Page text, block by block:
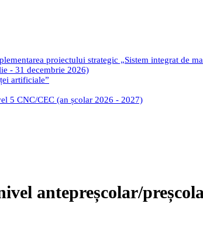
proiectului strategic „Sistem integrat de
- 31 decembrie 2026)
artificiale”
5 CNC/CEC (an școlar 2026 - 2027)
antepreșcolar/